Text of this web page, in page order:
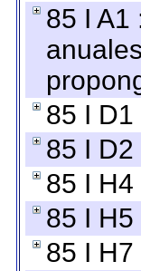
85 I A1
85 I
85 I
85 I
85 I
85 I